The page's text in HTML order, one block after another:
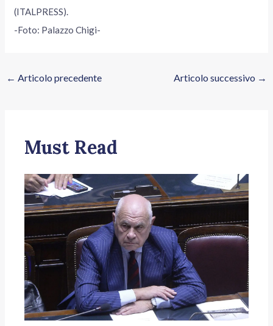
(ITALPRESS).
-Foto: Palazzo Chigi-
← Articolo precedente Articolo successivo →
Must Read